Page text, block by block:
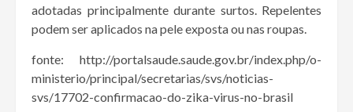
adotadas principalmente durante surtos. Repelentes
podem ser aplicados na pele exposta ou nas roupas.
fonte: http://portalsaude.saude.gov.br/index.php/o-
ministerio/principal/secretarias/svs/noticias-
svs/17702-confirmacao-do-zika-virus-no-brasil